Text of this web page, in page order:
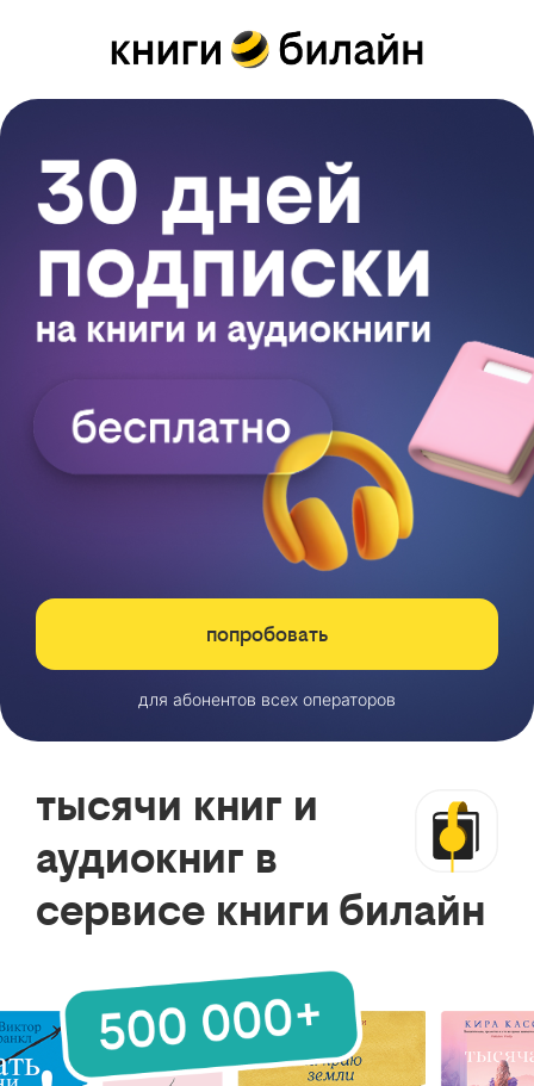
попробовать
для абонентов всех операторов
тысячи книг и
аудиокниг в
сервисе книги билайн